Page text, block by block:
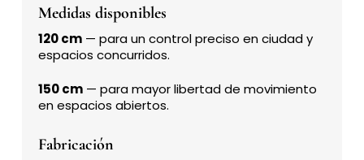
Medidas disponibles
120 cm— para un control preciso en ciudad y
espacios concurridos.
150 cm— para mayor libertad de movimiento
en espacios abiertos.
Fabricación